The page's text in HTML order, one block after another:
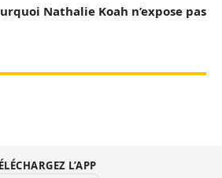
Nathalie Koah n’expose pas
L’APP